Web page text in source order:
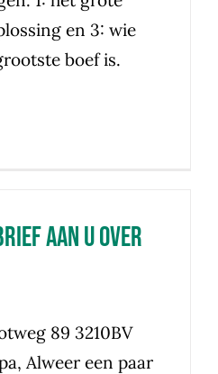
en 3: wie
boef is.
aan u over
89 3210BV
Alweer een paar